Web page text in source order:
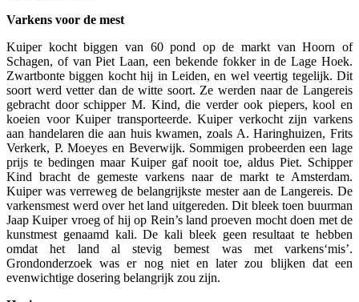
Varkens voor de mest
Kuiper kocht biggen van 60 pond op de markt van Hoorn of
Schagen, of van Piet Laan, een bekende fokker in de Lage Hoek.
Zwartbonte biggen kocht hij in Leiden, en wel veertig tegelijk. Dit
soort werd vetter dan de witte soort. Ze werden naar de Langereis
gebracht door schipper M. Kind, die verder ook piepers, kool en
koeien voor Kuiper transporteerde. Kuiper verkocht zijn varkens
aan handelaren die aan huis kwamen, zoals A. Haringhuizen, Frits
Verkerk, P. Moeyes en Beverwijk. Sommigen probeerden een lage
prijs te bedingen maar Kuiper gaf nooit toe, aldus Piet. Schipper
Kind bracht de gemeste varkens naar de markt te Amsterdam.
Kuiper was verreweg de belangrijkste mester aan de Langereis. De
varkensmest werd over het land uitgereden. Dit bleek toen buurman
Jaap Kuiper vroeg of hij op Rein’s land proeven mocht doen met de
kunstmest genaamd kali. De kali bleek geen resultaat te hebben
omdat het land al stevig bemest was met varkens‘mis’.
Grondonderzoek was er nog niet en later zou blijken dat een
evenwichtige dosering belangrijk zou zijn.